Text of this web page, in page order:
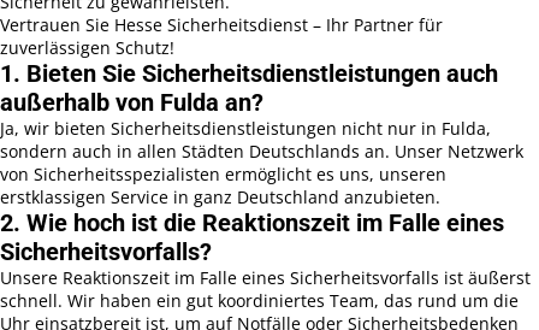
Vertrauen Sie Hesse Sicherheitsdienst – Ihr Partner für
zuverlässigen Schutz!
1. Bieten Sie Sicherheitsdienstleistungen auch
außerhalb von Fulda an?
Ja, wir bieten Sicherheitsdienstleistungen nicht nur in Fulda,
sondern auch in allen Städten Deutschlands an. Unser Netzwerk
von Sicherheitsspezialisten ermöglicht es uns, unseren
erstklassigen Service in ganz Deutschland anzubieten.
2. Wie hoch ist die Reaktionszeit im Falle eines
Sicherheitsvorfalls?
Unsere Reaktionszeit im Falle eines Sicherheitsvorfalls ist äußerst
schnell. Wir haben ein gut koordiniertes Team, das rund um die
Uhr einsatzbereit ist, um auf Notfälle oder Sicherheitsbedenken